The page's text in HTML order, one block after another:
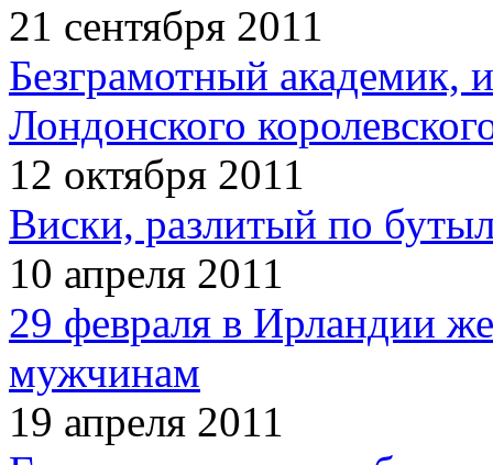
21 сентября 2011
Безграмотный академик,
Лондонского
12 октября 2011
Виски, разлитый по
10 апреля 2011
29 февраля в Ирландии
мужчинам
19 апреля 2011